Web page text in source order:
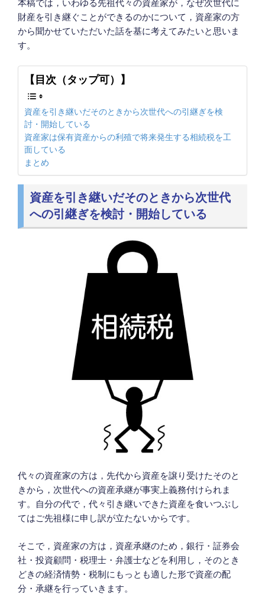
本稿では，いわゆる先祖代々の資産家が，なぜ次世代に
財産を引き継ぐことができるのかについて，資産家の方
から聞かせていただいた話を基に考えてみたいと思いま
す。
【目次（タップ可）】
資産を引き継いだそのときから次世代への引継ぎを検
討・開始している
資産家は保有資産からの利殖で将来発生する相続税を工
面している
まとめ
資産を引き継いだそのときから次世代
への引継ぎを検討・開始している
代々の資産家の方は，先代から資産を譲り受けたそのと
きから，次世代への資産承継が事実上義務付けられま
す。自分の代で，代々引き継いできた資産を食いつぶし
てはご先祖様に申し訳が立たないからです。
そこで，資産家の方は，資産承継のため，銀行・証券会
社・投資顧問・税理士・弁護士などを利用し，そのとき
どきの経済情勢・税制にもっとも適した形で資産の配
分・承継を行っていきます。